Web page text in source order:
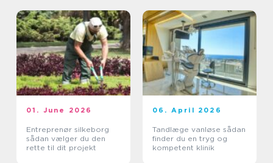
01. June 2026
Entreprenør silkeborg
sådan vælger du den
rette til dit projekt
06. April 2026
Tandlæge vanløse sådan
finder du en tryg og
kompetent klinik